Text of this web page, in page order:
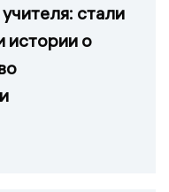
стали
истории о